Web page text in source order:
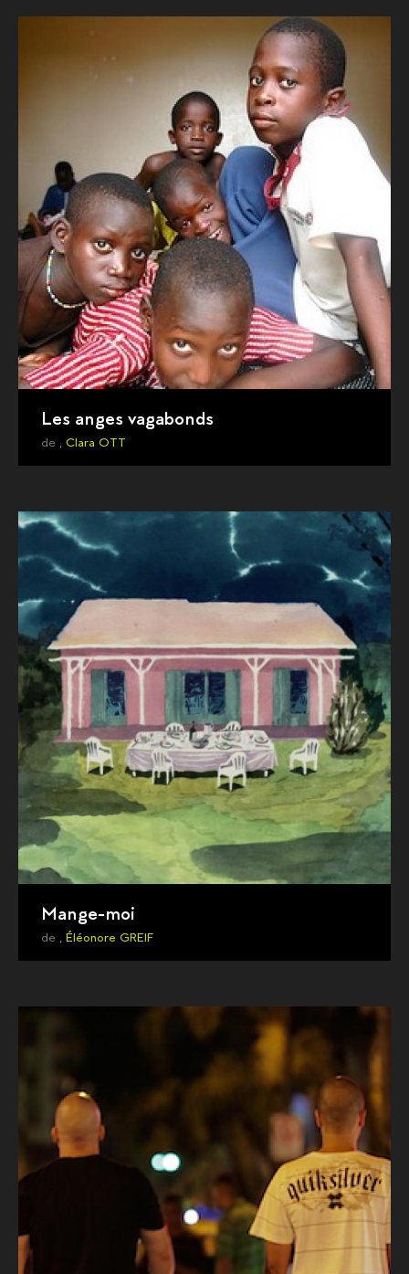
Les anges vagabonds
de , Clara OTT
Mange-moi
de , Éléonore GREIF